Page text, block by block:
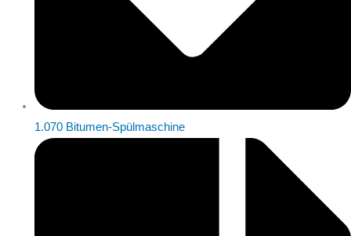
1.070 Bitumen-Spülmaschine